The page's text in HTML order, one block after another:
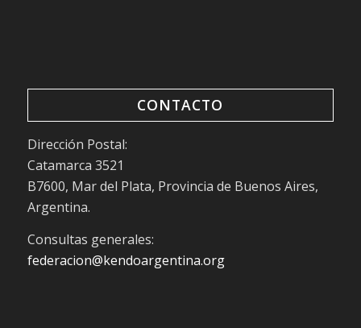
CONTACTO
Dirección Postal:
Catamarca 3521
B7600, Mar del Plata, Provincia de Buenos Aires,
Argentina.
Consultas generales:
federacion@kendoargentina.org